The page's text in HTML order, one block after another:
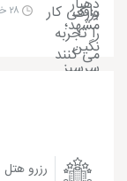
رزرو هتل